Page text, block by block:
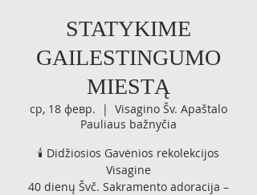
STATYKIME
GAILESTINGUMO
MIESTĄ
ср, 18 февр.
  |
Visagino Šv. Apaštalo
Pauliaus bažnyčia
🕯️ Didžiosios Gavėnios rekolekcijos
Visagine
40 dienų Švč. Sakramento adoracija –